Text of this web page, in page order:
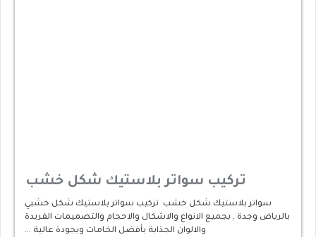
تركيب سواتر بلاستيك شكل خشب
سواتر بلاستيك شكل خشب تركيب سواتر بلاستيك شكل خشبي
بالرياض وجدة , بجميع الانواع والاشكال والاحجام والتصميمات الفريدة
والالوان الجذابة بأفضل الخامات وبجودة عالية …